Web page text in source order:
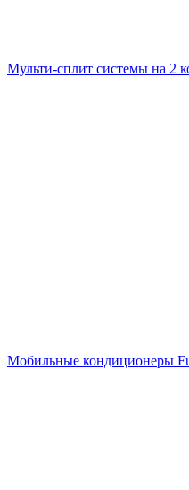
Мульти-сплит системы на 2
Мобильные кондиционеры